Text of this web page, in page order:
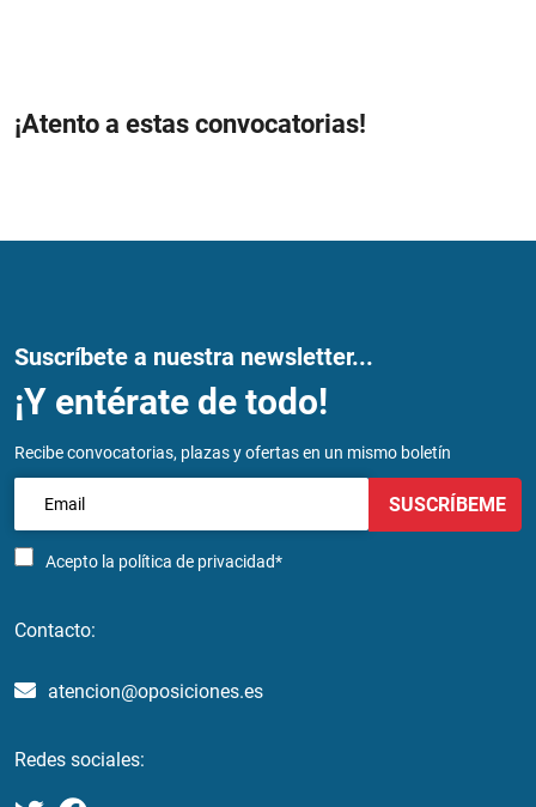
¡Atento a estas convocatorias!
Suscríbete a nuestra newsletter...
¡Y entérate de todo!
Recibe convocatorias, plazas y ofertas en un mismo boletín
Acepto la política de privacidad*
SUSCRÍBEME
Contacto:
atencion@oposiciones.es
Redes sociales: